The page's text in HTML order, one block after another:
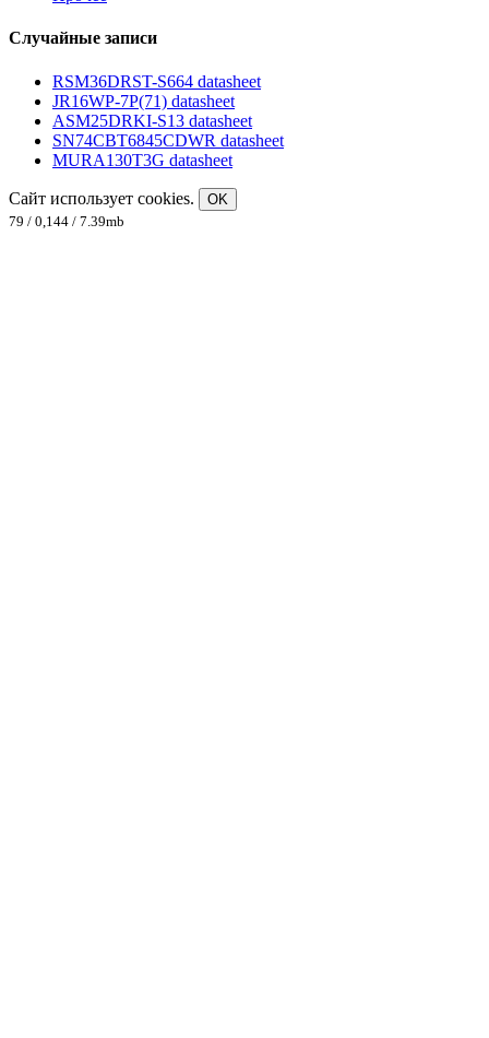
Случайные записи
RSM36DRST-S664 datasheet
JR16WP-7P(71) datasheet
ASM25DRKI-S13 datasheet
SN74CBT6845CDWR datasheet
MURA130T3G datasheet
Сайт использует cookies.
OK
79 / 0,144 / 7.39mb